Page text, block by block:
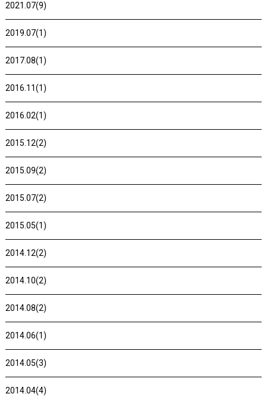
2021.07(9)
2019.07(1)
2017.08(1)
2016.11(1)
2016.02(1)
2015.12(2)
2015.09(2)
2015.07(2)
2015.05(1)
2014.12(2)
2014.10(2)
2014.08(2)
2014.06(1)
2014.05(3)
2014.04(4)